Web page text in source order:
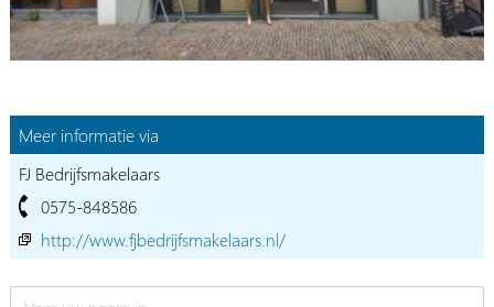
Meer informatie via
FJ Bedrijfsmakelaars
0575-848586
http://www.fjbedrijfsmakelaars.nl/